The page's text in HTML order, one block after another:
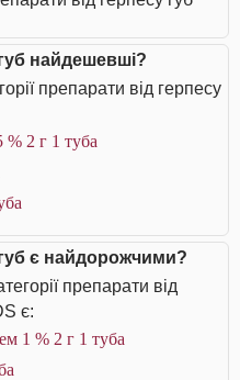
найдешевші?
препарати від герпесу
2 г 1 туба
є найдорожчими?
препарати від
є:
1 % 2 г 1 туба